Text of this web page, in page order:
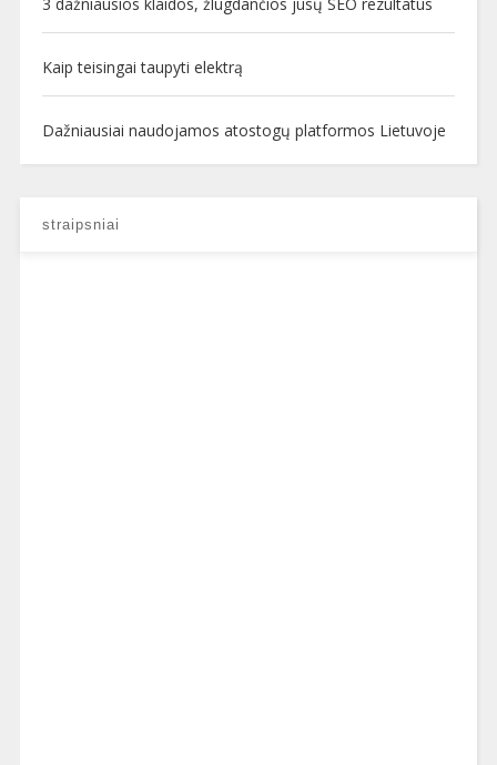
Kaip teisingai taupyti elektrą
Dažniausiai naudojamos atostogų platformos Lietuvoje
straipsniai